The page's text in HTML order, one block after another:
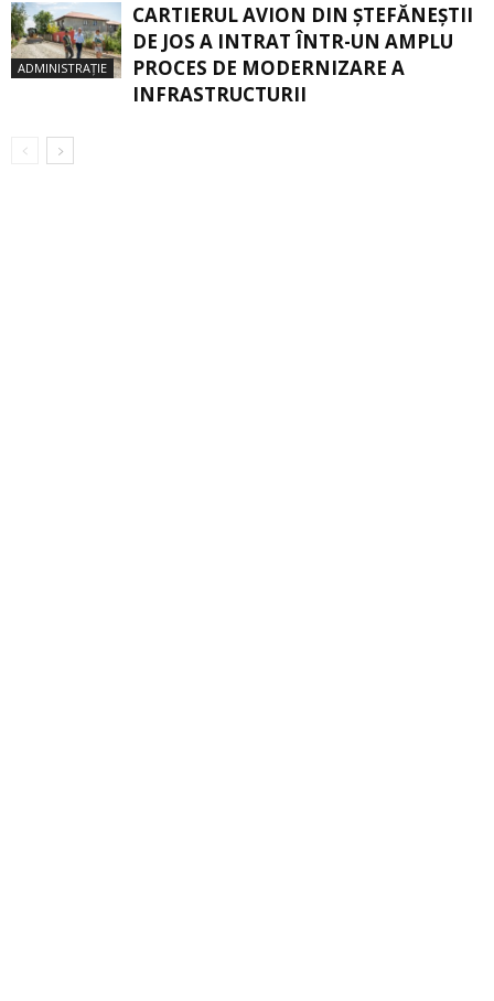
ADMINISTRAȚIE
CARTIERUL AVION DIN ŞTEFĂNEŞTII
DE JOS A INTRAT ÎNTR-UN AMPLU
PROCES DE MODERNIZARE A
INFRASTRUCTURII